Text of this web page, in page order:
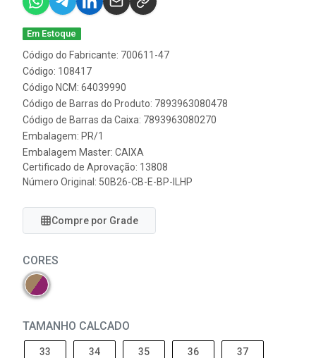
Em Estoque
Código do Fabricante: 700611-47
Código: 108417
Código NCM: 64039990
Código de Barras do Produto: 7893963080478
Código de Barras da Caixa: 7893963080270
Embalagem: PR/1
Embalagem Master: CAIXA
Certificado de Aprovação: 13808
Número Original: 50B26-CB-E-BP-ILHP
Compre por Grade
CORES
TAMANHO CALCADO
33 34 35 36 37